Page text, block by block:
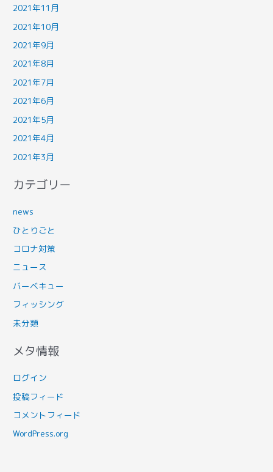
2021年11月
2021年10月
2021年9月
2021年8月
2021年7月
2021年6月
2021年5月
2021年4月
2021年3月
カテゴリー
news
ひとりごと
コロナ対策
ニュース
バーベキュー
フィッシング
未分類
メタ情報
ログイン
投稿フィード
コメントフィード
WordPress.org